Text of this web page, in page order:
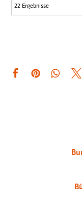
22 Ergebnisse